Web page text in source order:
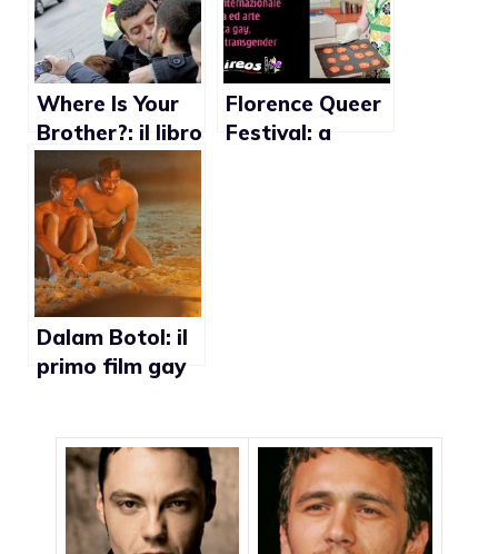
Where Is Your
Brother?: il libro
che promette di
guarire
dall’omosessual
ità
Florence Queer
Festival: a
Dalam Botol: il
primo film gay